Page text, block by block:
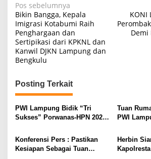
N
a
v
i
g
a
s
i
p
o
s
Pos sebelumnya
Bikin Bangga, Kepala
Imigrasi Kotabumi Raih
Penghargaan dan
Sertipikasi dari KPKNL dan
Kanwil DJKN Lampung dan
Bengkulu
KONI
Demi
Posting Terkait
PWI Lampung Bidik “Tri
Sukses” Porwanas-HPN 2027:
Pariwisata Menggeliat
Tuan
PWI
Konferensi Pers : Pastikan
Kesiapan Sebagai Tuan
Herbin